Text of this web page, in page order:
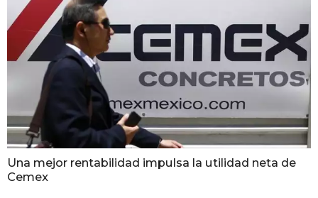
Una mejor rentabilidad impulsa la utilidad neta de
Cemex